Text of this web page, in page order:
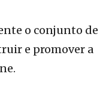
o conjunto de
e promover a